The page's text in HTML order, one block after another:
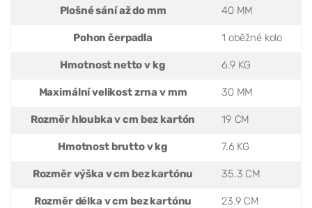
Plošné sání až do mm 40 MM
Pohon čerpadla 1 oběžné kolo
Hmotnost netto v kg 6.9 KG
Maximální velikost zrna v mm 30 MM
Rozměr hloubka v cm bez kartón 19 CM
Hmotnost brutto v kg 7.6 KG
Rozměr výška v cm bez kartónu 35.3 CM
Rozměr délka v cm bez kartónu 23.9 CM